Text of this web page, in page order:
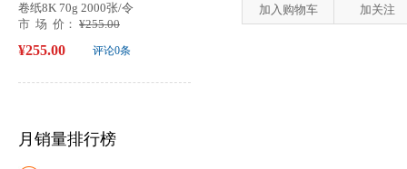
卷纸8K 70g 2000张/令
市 场 价： ¥255.00
评论0条
¥255.00
月销量排行榜
加入购物车 加关注